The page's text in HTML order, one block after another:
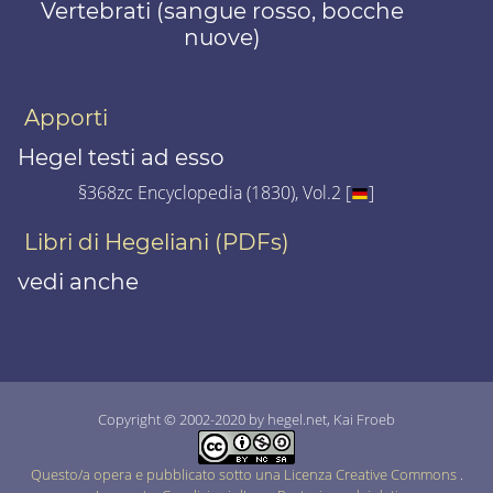
Vertebrati (sangue rosso, bocche
nuove)
Apporti
Hegel testi ad esso
§368zc Encyclopedia (1830), Vol.2 [ ]
Libri di Hegeliani (PDFs)
vedi anche
Copyright © 2002-2020 by hegel.net, Kai Froeb
Questo/a opera e pubblicato sotto una Licenza Creative Commons .